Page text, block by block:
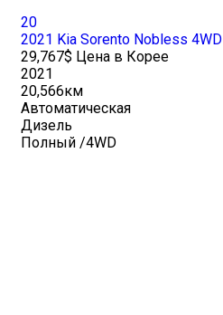
20
2021 Kia Sorento Nobless 4WD
29,767$ Цена в Корее
2021
20,566км
Автоматическая
Дизель
Полный /4WD